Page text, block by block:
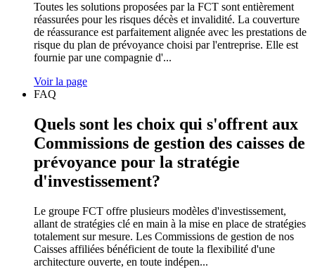
Toutes les solutions proposées par la FCT sont entièrement
réassurées pour les risques décès et invalidité. La couverture
de réassurance est parfaitement alignée avec les prestations de
risque du plan de prévoyance choisi par l'entreprise. Elle est
fournie par une compagnie d'...
Voir la page
FAQ
Quels sont les choix qui s'offrent aux
Commissions de gestion des caisses de
prévoyance pour la stratégie
d'investissement?
Le groupe FCT offre plusieurs modèles d'investissement,
allant de stratégies clé en main à la mise en place de stratégies
totalement sur mesure. Les Commissions de gestion de nos
Caisses affiliées bénéficient de toute la flexibilité d'une
architecture ouverte, en toute indépen...